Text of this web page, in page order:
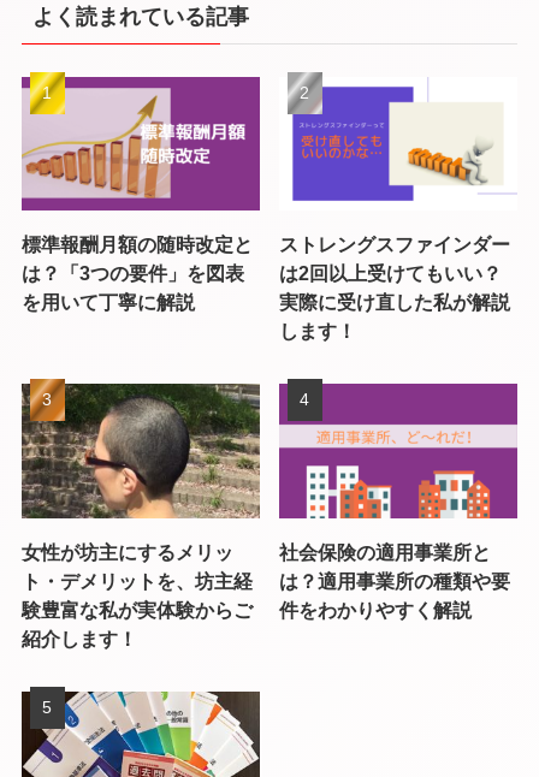
よく読まれている記事
標準報酬月額の随時改定と
は？「3つの要件」を図表
を用いて丁寧に解説
ストレングスファインダー
は2回以上受けてもいい？
実際に受け直した私が解説
します！
女性が坊主にするメリッ
ト・デメリットを、坊主経
験豊富な私が実体験からご
紹介します！
社会保険の適用事業所と
は？適用事業所の種類や要
件をわかりやすく解説